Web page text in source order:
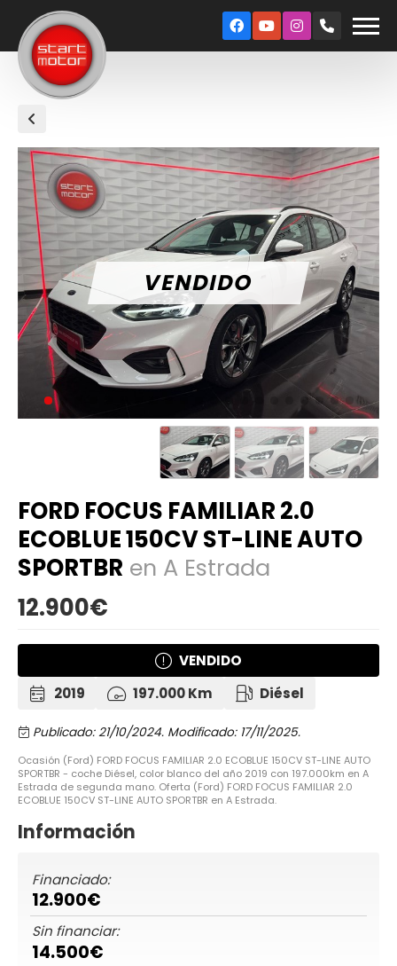
FORD FOCUS FAMILIAR 2.0
ECOBLUE 150CV ST-LINE AUTO
SPORTBR en A Estrada
12.900€
VENDIDO
2019
197.000 Km Diésel
Publicado: 21/10/2024. Modificado: 17/11/2025.
Ocasión (Ford) FORD FOCUS FAMILIAR 2.0 ECOBLUE 150CV ST-LINE AUTO
SPORTBR - coche Diésel, color blanco del año 2019 con 197.000km en A
Estrada de segunda mano. Oferta (Ford) FORD FOCUS FAMILIAR 2.0
ECOBLUE 150CV ST-LINE AUTO SPORTBR en A Estrada.
Información
Financiado:
12.900€
Sin financiar:
14.500€